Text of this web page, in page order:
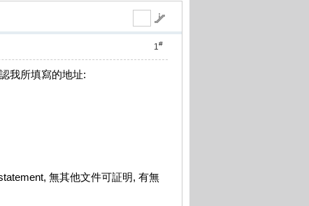
1#
我所填寫的地址:
無其他文件可証明, 有無